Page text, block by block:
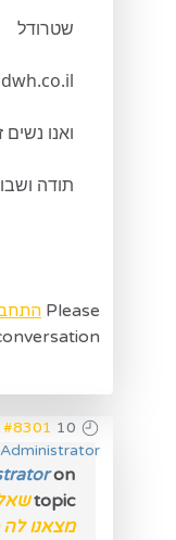
שטרודל
dwh.co.il
ואנו
תודה
Please
10 years 8 months ago
#8301
Administrator
on
topic
מצאנו לה